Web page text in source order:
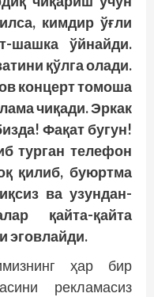
кимдир ўғли
шашка ўйнайди.
қўлга олади.
концерт томоша
чиқади. Эркак
Фақат бугун!
турган телефон
қилиб, буюртма
ва узундан-
қайта-қайта
эговлайди.
ҳар бир
рекламасиз